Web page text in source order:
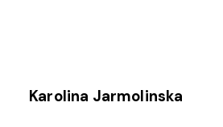
Karolina Jarmolinska